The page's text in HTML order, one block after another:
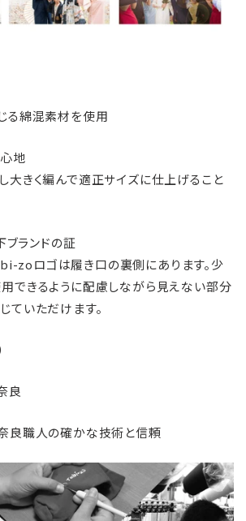
る綿混素材を使用
地
大きく編んで適正サイズに仕上げること
ランドの証
zoロゴは履き口の裏側にあります。少
できるように配慮しながら見えない部分
ていただけます。
良
良職人の確かな技術と信頼